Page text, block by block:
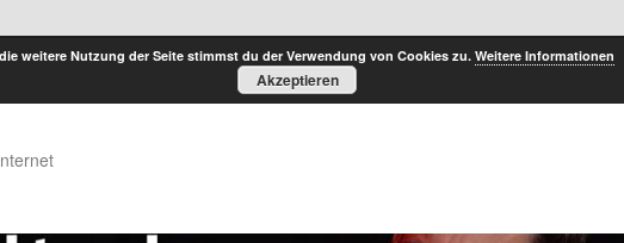
weitere Nutzung der Seite stimmst du der Verwendung von Cookies zu. Weitere Informationen
Akzeptieren